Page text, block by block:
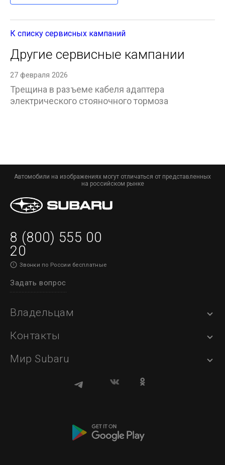
К списку сервисных кампаний
Другие сервисные кампании
27 февраля 2026
Трещина в разъеме кабеля адаптера
электрического стояночного тормоза
Автомобили на изображениях могут отличаться от представленных
на российском рынке
8 (800) 555 00
20
Звонки по России бесплатные
Задать вопрос
Владельцам
Контакты
Мир Subaru